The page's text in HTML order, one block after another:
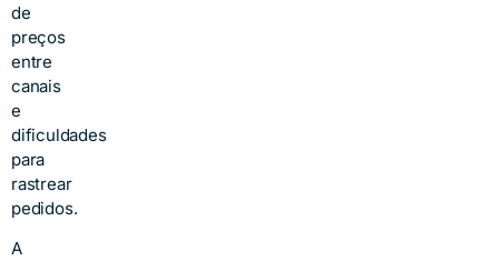
de
preços
entre
canais
e
dificuldades
para
rastrear
pedidos.
A